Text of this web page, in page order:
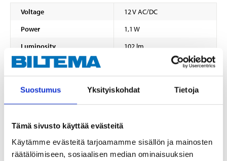
Suostumus Yksityiskohdat Tietoja
Tämä sivusto käyttää evästeitä
Käytämme evästeitä tarjoamamme sisällön ja mainosten
räätälöimiseen, sosiaalisen median ominaisuuksien
Voltage
12 V AC/DC
Power
1,1 W
Luminosity
102 lm
Colour temperature
Dimmable
Yes